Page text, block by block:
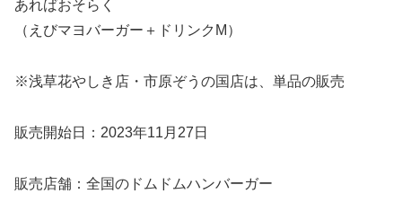
あればおそらく
（えびマヨバーガー＋ドリンクM）
※浅草花やしき店・市原ぞうの国店は、単品の販売
販売開始日：2023年11月27日
販売店舗：全国のドムドムハンバーガー